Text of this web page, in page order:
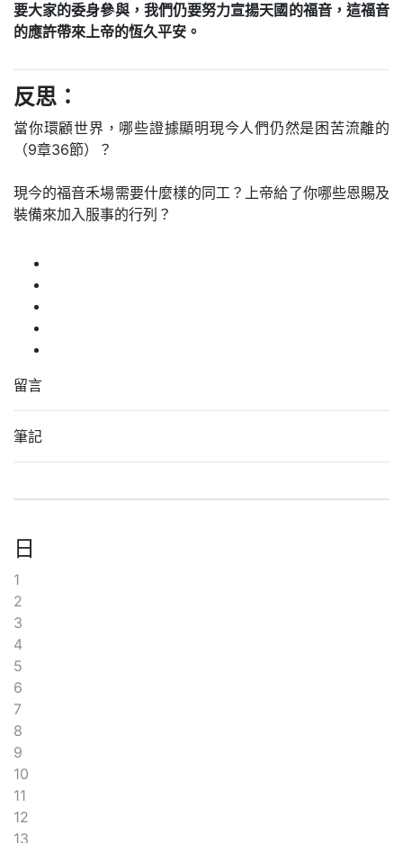
要大家的委身參與，我們仍要努力宣揚天國的福音，這福音
的應許帶來上帝的恆久平安。
反思：
當你環顧世界，哪些證據顯明現今人們仍然是困苦流離的
（9章36節）？
現今的福音禾場需要什麼樣的同工？上帝給了你哪些恩賜及
裝備來加入服事的行列？
留言
筆記
日
1
2
3
4
5
6
7
8
9
10
11
12
13